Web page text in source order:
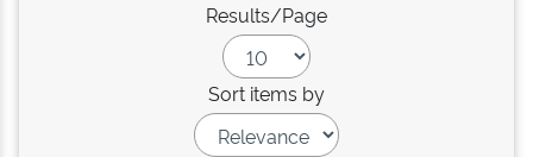
Results/Page
Sort items by